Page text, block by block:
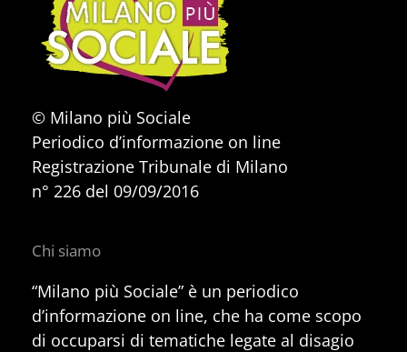
© Milano più Sociale
Periodico d’informazione on line
Registrazione Tribunale di Milano
n° 226 del 09/09/2016
Chi siamo
“Milano più Sociale” è un periodico
d’informazione on line, che ha come scopo
di occuparsi di tematiche legate al disagio